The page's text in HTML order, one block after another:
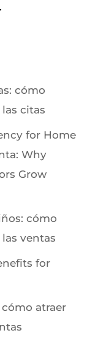
cómo
citas
for Home
Why
Grow
cómo
ventas
for
atraer